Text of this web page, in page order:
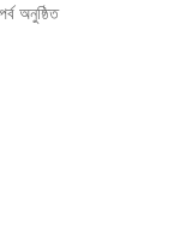
অনুষ্ঠিত